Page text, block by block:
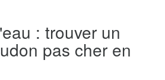
: trouver un
pas cher en